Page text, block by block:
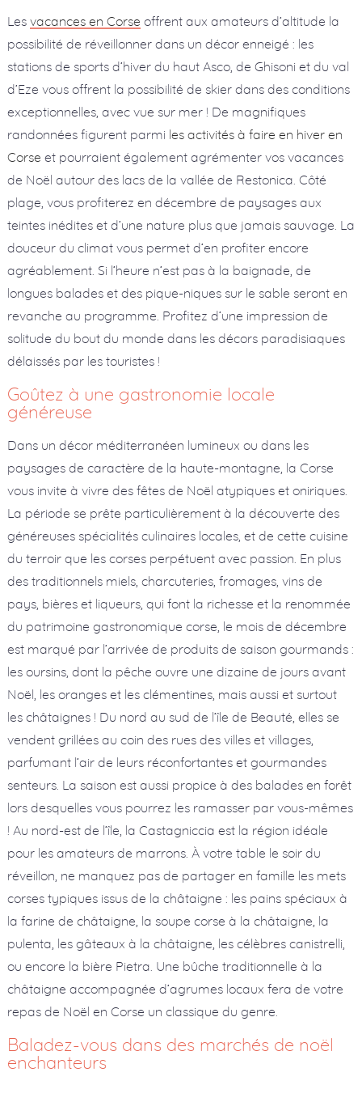
Les vacances en Corse offrent aux amateurs d’altitude la
possibilité de réveillonner dans un décor enneigé : les
stations de sports d’hiver du haut Asco, de Ghisoni et du val
d’Eze vous offrent la possibilité de skier dans des conditions
exceptionnelles, avec vue sur mer ! De magnifiques
randonnées figurent parmi les activités à faire en hiver en
Corse et pourraient également agrémenter vos vacances
de Noël autour des lacs de la vallée de Restonica. Côté
plage, vous profiterez en décembre de paysages aux
teintes inédites et d’une nature plus que jamais sauvage. La
douceur du climat vous permet d’en profiter encore
agréablement. Si l’heure n’est pas à la baignade, de
longues balades et des pique-niques sur le sable seront en
revanche au programme. Profitez d’une impression de
solitude du bout du monde dans les décors paradisiaques
délaissés par les touristes !
Goûtez à une gastronomie locale
généreuse
Dans un décor méditerranéen lumineux ou dans les
paysages de caractère de la haute-montagne, la Corse
vous invite à vivre des fêtes de Noël atypiques et oniriques.
La période se prête particulièrement à la découverte des
généreuses spécialités culinaires locales, et de cette cuisine
du terroir que les corses perpétuent avec passion. En plus
des traditionnels miels, charcuteries, fromages, vins de
pays, bières et liqueurs, qui font la richesse et la renommée
du patrimoine gastronomique corse, le mois de décembre
est marqué par l’arrivée de produits de saison gourmands :
les oursins, dont la pêche ouvre une dizaine de jours avant
Noël, les oranges et les clémentines, mais aussi et surtout
les châtaignes ! Du nord au sud de l’île de Beauté, elles se
vendent grillées au coin des rues des villes et villages,
parfumant l’air de leurs réconfortantes et gourmandes
senteurs. La saison est aussi propice à des balades en forêt
lors desquelles vous pourrez les ramasser par vous-mêmes
! Au nord-est de l’île, la Castagniccia est la région idéale
pour les amateurs de marrons. À votre table le soir du
réveillon, ne manquez pas de partager en famille les mets
corses typiques issus de la châtaigne : les pains spéciaux à
la farine de châtaigne, la soupe corse à la châtaigne, la
pulenta, les gâteaux à la châtaigne, les célèbres canistrelli,
ou encore la bière Pietra. Une bûche traditionnelle à la
châtaigne accompagnée d’agrumes locaux fera de votre
repas de Noël en Corse un classique du genre.
Baladez-vous dans des marchés de noël
enchanteurs